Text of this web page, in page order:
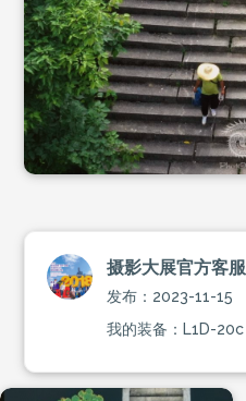
摄影大展官方客服
发布：2023-11-15
我的装备：L1D-20c